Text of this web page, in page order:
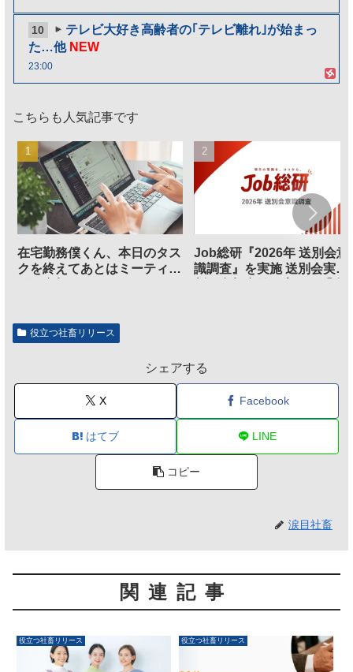
10
テレビ大好き高齢者の｢テレビ離れ｣が始まっ
た…他 NEW
23:00
こちらも人気記事です
在宅勤務僕くん、本日のタス
クを終えてあとはミーティン
Job総研『2026年 送別会意
識調査』を実施 送別会実施
役立つ社畜リリース
シェアする
X Facebook
はてブ LINE
コピー
涙目社畜
関連記事
役立つ社畜リリース 役立つ社畜リリース